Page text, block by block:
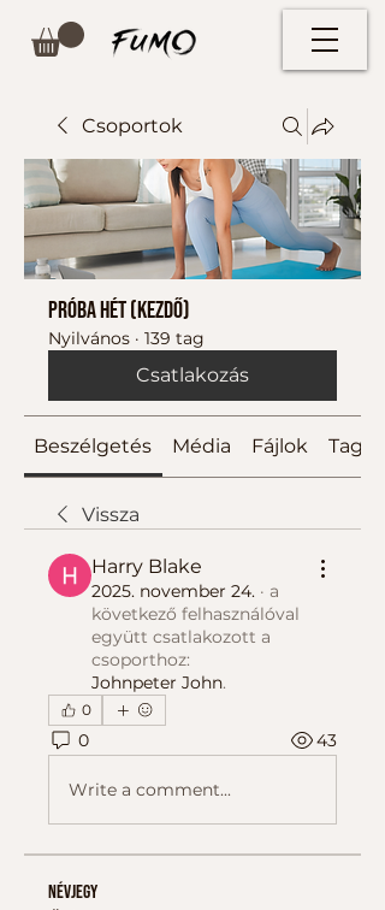
Csoportok
Próba hét (kezdő)
Nyilvános · 139 tag
Csatlakozás
Beszélgetés Média Fájlok Tagok
Vissza
Harry Blake
2025. november 24. · a
következő felhasználóval
együtt csatlakozott a
csoporthoz:
Johnpeter John.
0
0 43
Write a comment...
Névjegy